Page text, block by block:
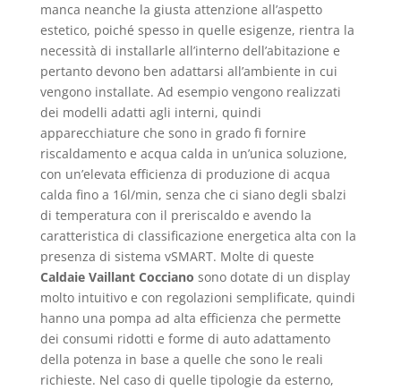
manca neanche la giusta attenzione all’aspetto
estetico, poiché spesso in quelle esigenze, rientra la
necessità di installarle all’interno dell’abitazione e
pertanto devono ben adattarsi all’ambiente in cui
vengono installate. Ad esempio vengono realizzati
dei modelli adatti agli interni, quindi
apparecchiature che sono in grado fi fornire
riscaldamento e acqua calda in un’unica soluzione,
con un’elevata efficienza di produzione di acqua
calda fino a 16l/min, senza che ci siano degli sbalzi
di temperatura con il preriscaldo e avendo la
caratteristica di classificazione energetica alta con la
presenza di sistema vSMART. Molte di queste
Caldaie Vaillant Cocciano sono dotate di un display
molto intuitivo e con regolazioni semplificate, quindi
hanno una pompa ad alta efficienza che permette
dei consumi ridotti e forme di auto adattamento
della potenza in base a quelle che sono le reali
richieste. Nel caso di quelle tipologie da esterno,